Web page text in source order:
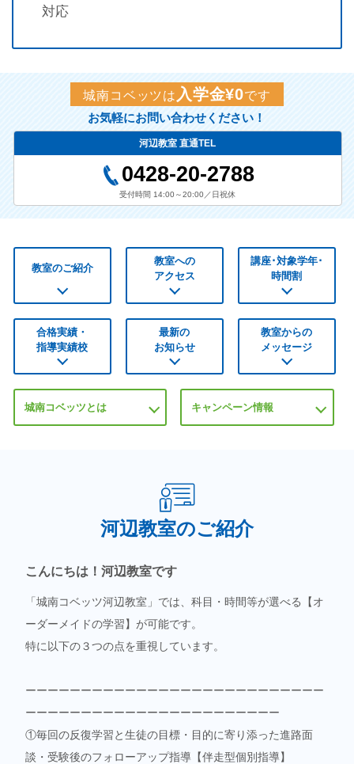
対応
城南コベッツは 入学金¥0です
お気軽にお問い合わせください！
河辺教室 直通TEL
0428-20-2788
受付時間 14:00～20:00／日祝休
教室のご紹介
教室への
アクセス
講座･対象学年･
時間割
合格実績・
指導実績校
最新の
お知らせ
教室からの
メッセージ
城南コベッツとは キャンペーン情報
河辺教室のご紹介
こんにちは！河辺教室です
「城南コベッツ河辺教室」では、科目・時間等が選べる【オ
ーダーメイドの学習】が可能です。
特に以下の３つの点を重視しています。
ーーーーーーーーーーーーーーーーーーーーーーーーーーー
ーーーーーーーーーーーーーーーーーーーーーーー
①毎回の反復学習と生徒の目標・目的に寄り添った進路面
談・受験後のフォローアップ指導【伴走型個別指導】